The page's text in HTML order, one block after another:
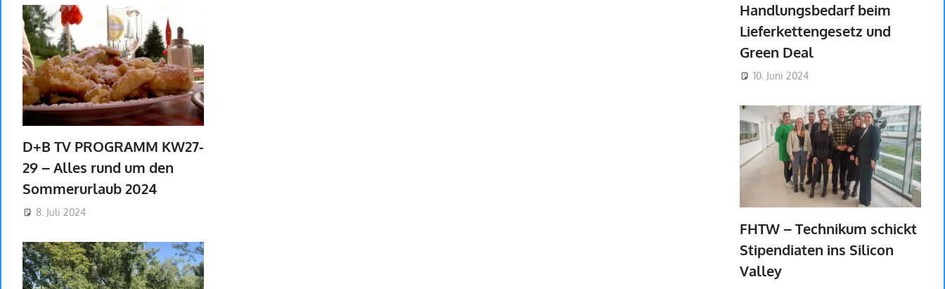
D+B TV PROGRAMM KW27-
29 – Alles rund um den
Sommerurlaub 2024
8. Juli 2024
Handlungsbedarf beim
Lieferkettengesetz und
Green Deal
10. Juni 2024
FHTW – Technikum schickt
Stipendiaten ins Silicon
Valley